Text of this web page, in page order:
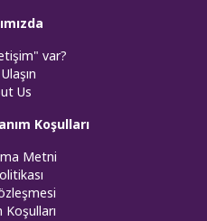
var?
Us
Koşulları
Metni
Koşulları